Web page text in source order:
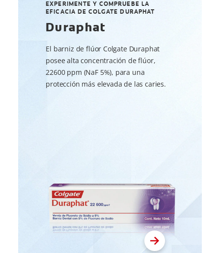
EXPERIMENTE Y COMPRUEBE LA
EFICACIA DE COLGATE DURAPHAT
Duraphat
El barniz de flúor Colgate Duraphat
posee alta concentración de flúor,
22600 ppm (NaF 5%), para una
protección más elevada de las caries.